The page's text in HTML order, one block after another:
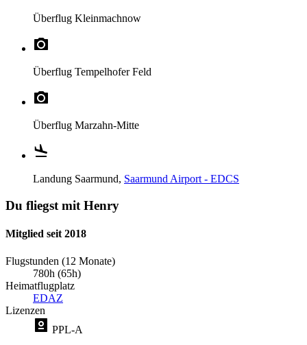
Überflug Kleinmachnow
Überflug Tempelhofer Feld
Überflug Marzahn-Mitte
Landung Saarmund, Saarmund Airport - EDCS
Du fliegst mit Henry
Mitglied seit 2018
Flugstunden (12 Monate)
780h (65h)
Heimatflugplatz
EDAZ
Lizenzen
PPL-A